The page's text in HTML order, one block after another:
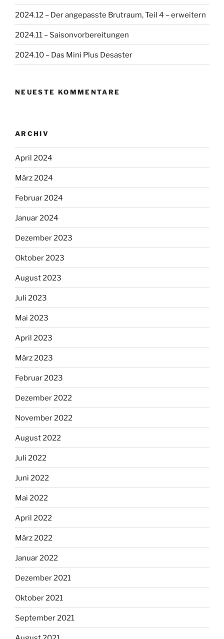
2024.12 – Der angepasste Brutraum, Teil 4 – erweitern
2024.11 – Saisonvorbereitungen
2024.10 – Das Mini Plus Desaster
NEUESTE KOMMENTARE
ARCHIV
April 2024
März 2024
Februar 2024
Januar 2024
Dezember 2023
Oktober 2023
August 2023
Juli 2023
Mai 2023
April 2023
März 2023
Februar 2023
Dezember 2022
November 2022
August 2022
Juli 2022
Juni 2022
Mai 2022
April 2022
März 2022
Januar 2022
Dezember 2021
Oktober 2021
September 2021